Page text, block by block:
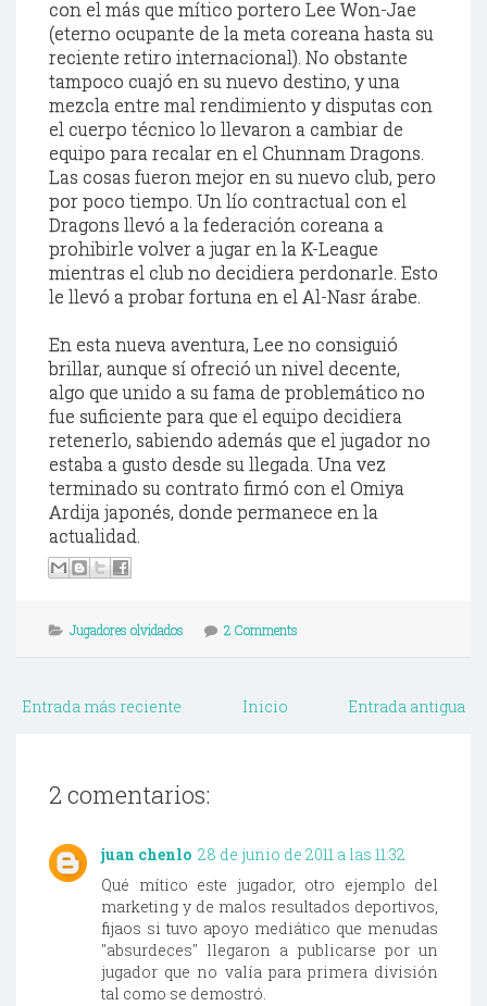
con el más que mítico portero Lee Won-Jae
(eterno ocupante de la meta coreana hasta su
reciente retiro internacional). No obstante
tampoco cuajó en su nuevo destino, y una
mezcla entre mal rendimiento y disputas con
el cuerpo técnico lo llevaron a cambiar de
equipo para recalar en el ChunnamDragons.
Las cosas fueron mejor en su nuevo club, pero
por poco tiempo. Un lío contractual con el
Dragons llevó a la federación coreana a
prohibirle volver a jugar en la K-League
mientras el club no decidiera perdonarle. Esto
le llevó a probar fortuna en el Al-Nasr árabe.
En esta nueva aventura, Lee no consiguió
brillar, aunque sí ofreció un nivel decente,
algo que unido a su fama de problemático no
fue suficiente para que el equipo decidiera
retenerlo, sabiendo además que el jugador no
estaba a gusto desde su llegada. Una vez
terminado su contrato firmó con el Omiya
Ardijajaponés, donde permanece en la
actualidad.
Jugadores olvidados 2 Comments
Entrada más reciente Entrada antigua
Inicio
2 comentarios:
juan chenlo 28 de junio de 2011 a las 11:32
Qué mítico este jugador, otro ejemplo del
marketing y de malos resultados deportivos,
fijaos si tuvo apoyo mediático que menudas
"absurdeces" llegaron a publicarse por un
jugador que no valía para primera división
tal como se demostró.